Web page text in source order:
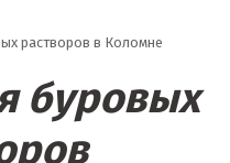
растворов в Коломне
буровых